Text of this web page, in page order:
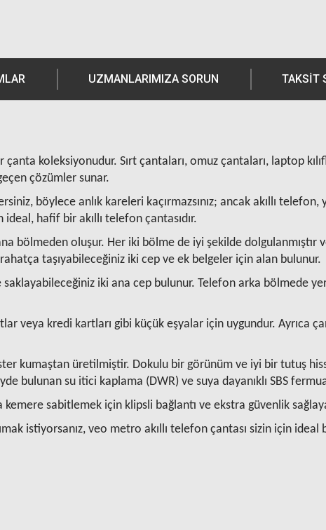
UZMANLARIMIZA SORUN TAKSIT
koleksiyonudur. Sırt çantaları, omuz çantaları, laptop
çözümler sunar.
böylece anlık kareleri kaçırmazsınız; ancak akıllı
hafif bir akıllı telefon çantasıdır.
bölmeden oluşur. Her iki bölme de iyi şekilde dolgulanmıştır
taşıyabileceğiniz iki cep ve ek belgeler için alan bulunur.
iki ana cep bulunur. Telefon arka bölmede yer
veya kredi kartları gibi küçük eşyalar için uygundur. Ayrıca
kumaştan üretilmiştir. Dokulu bir görünüm ve iyi bir tutuş
bulunan su itici kaplama (DWR) ve suya dayanıklı SBS
kemere sabitlemek için klipsli bağlantı ve ekstra güvenlik
istiyorsanız, veo metro akıllı telefon çantası sizin için